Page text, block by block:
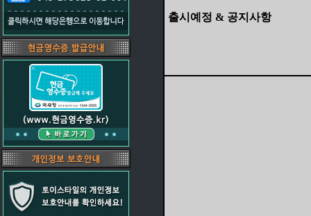
출시예정 & 공지사항